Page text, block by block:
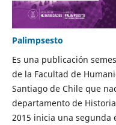
Palimpsesto
Es una publicación
de la Facultad de
Santiago de Chile que
departamento de
2015 inicia una segunda